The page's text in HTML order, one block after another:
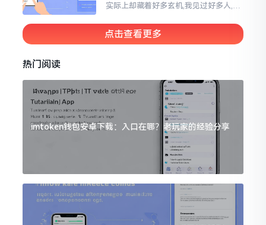
实际上却藏着好多玄机,我见过好多人,总
者群聊里,结果账号被盗,资产也没了,要晓
得
点击查看更多
热门阅读
imtoken钱包安卓下载：入口在哪？老玩家的经验分享